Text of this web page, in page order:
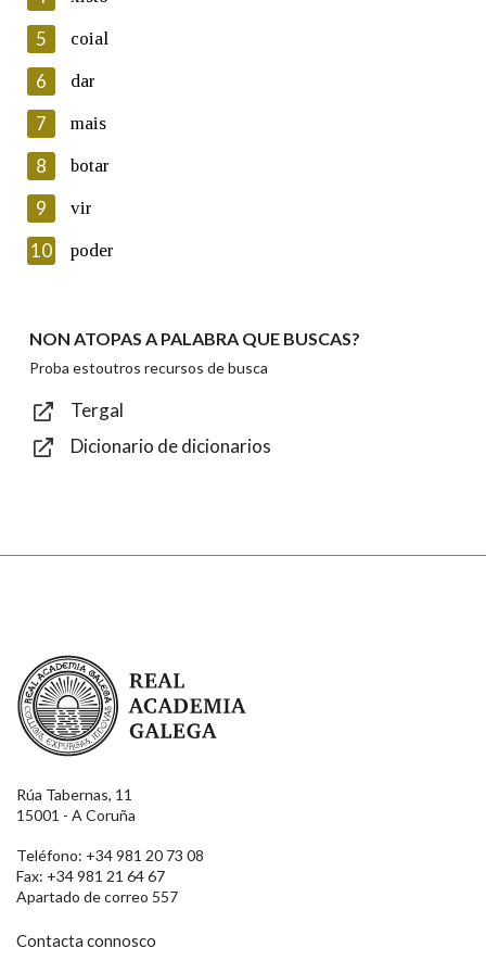
Lin e acepto as condicións da política de
Introduce o código que aparece na imaxe:
Texto de verificación
Enviar
5 coial
6 dar
7 mais
8 botar
9 vir
10 poder
NON ATOPAS A PALABRA QUE BUSCAS?
Proba estoutros recursos de busca
Tergal
Dicionario de dicionarios
Real Academia Galega
Rúa Tabernas, 11
15001 - A Coruña
Teléfono: +34 981 20 73 08
Fax: +34 981 21 64 67
Apartado de correo 557
Contacta connosco